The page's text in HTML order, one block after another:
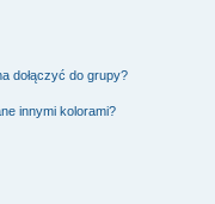
dołączyć do grupy?
innymi kolorami?